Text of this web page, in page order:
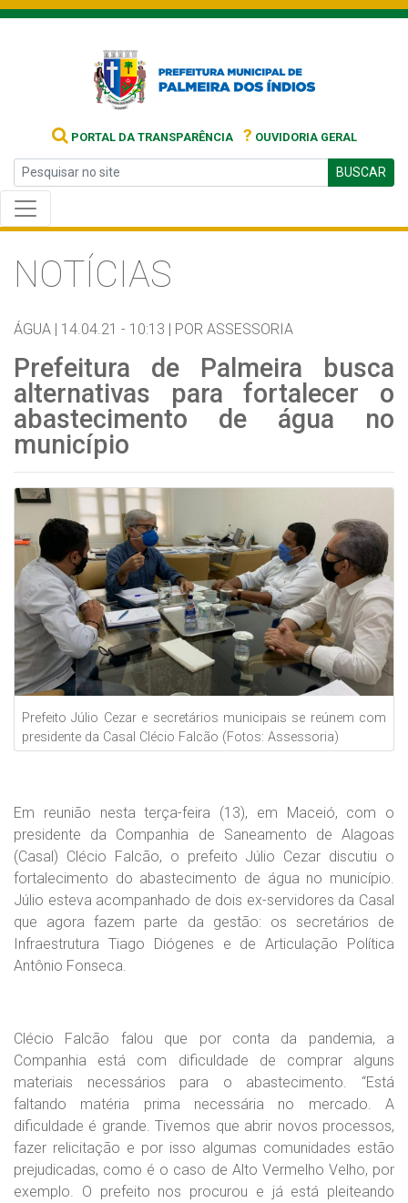
PORTAL DA TRANSPARÊNCIA ? OUVIDORIA GERAL
BUSCAR
NOTÍCIAS
ÁGUA | 14.04.21 - 10:13 | POR ASSESSORIA
Prefeitura de Palmeira busca
alternativas para fortalecer o
abastecimento de água no
município
Prefeito Júlio Cezar e secretários municipais se reúnem com
presidente da Casal Clécio Falcão (Fotos: Assessoria)
Em reunião nesta terça-feira (13), em Maceió, com o
presidente da Companhia de Saneamento de Alagoas
(Casal) Clécio Falcão, o prefeito Júlio Cezar discutiu o
fortalecimento do abastecimento de água no município.
Júlio esteva acompanhado de dois ex-servidores da Casal
que agora fazem parte da gestão: os secretários de
Infraestrutura Tiago Diógenes e de Articulação Política
Antônio Fonseca.
Clécio Falcão falou que por conta da pandemia, a
Companhia está com dificuldade de comprar alguns
materiais necessários para o abastecimento. “Está
faltando matéria prima necessária no mercado. A
dificuldade é grande. Tivemos que abrir novos processos,
fazer relicitação e por isso algumas comunidades estão
prejudicadas, como é o caso de Alto Vermelho Velho, por
exemplo. O prefeito nos procurou e já está pleiteando